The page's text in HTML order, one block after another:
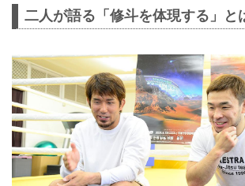
二人が語る「修斗を体現する」と